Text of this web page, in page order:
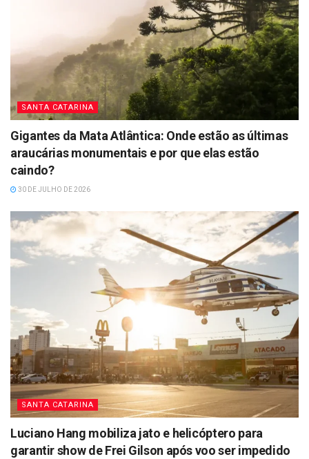
SANTA CATARINA
Gigantes da Mata Atlântica: Onde estão as últimas
araucárias monumentais e por que elas estão
caindo?
30 DE JULHO DE 2026
SANTA CATARINA
Luciano Hang mobiliza jato e helicóptero para
garantir show de Frei Gilson após voo ser impedido